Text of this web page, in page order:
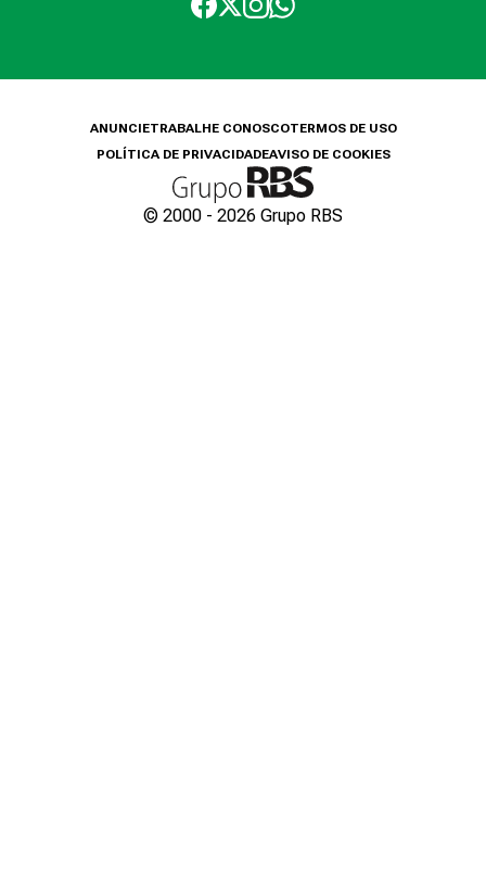
ANUNCIETRABALHE CONOSCOTERMOS DE USO
POLÍTICA DE PRIVACIDADEAVISO DE COOKIES
© 2000 - 2026 Grupo RBS